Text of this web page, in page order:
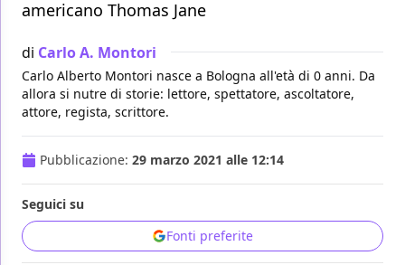
americano Thomas Jane
di Carlo A. Montori
Carlo Alberto Montori nasce a Bologna all'età di 0 anni. Da
allora si nutre di storie: lettore, spettatore, ascoltatore,
attore, regista, scrittore.
Pubblicazione: 29 marzo 2021 alle 12:14
Seguici su
Fonti preferite